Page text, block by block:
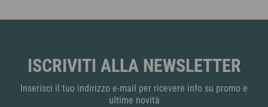
3,80 €
ISCRIVITI ALLA NEWSLETTER
Inserisci il tuo indirizzo e-mail per ricevere info su promo e
ultime novità